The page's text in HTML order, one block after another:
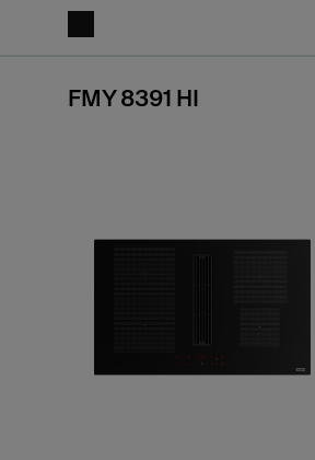
FMY 8391 HI